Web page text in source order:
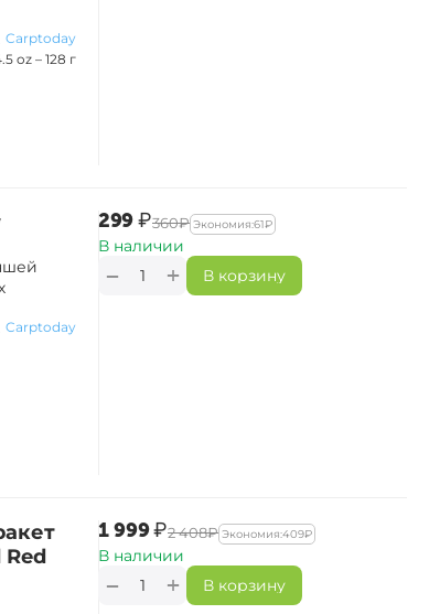
Carptoday
oz – 128 г
Carptoday
‍299‍₽‍360‍₽ Экономия:‍61‍₽
В наличии
+
− В корзину
‍1 999‍₽‍2 408‍₽ Экономия:‍409‍₽
В наличии
+
− В корзину